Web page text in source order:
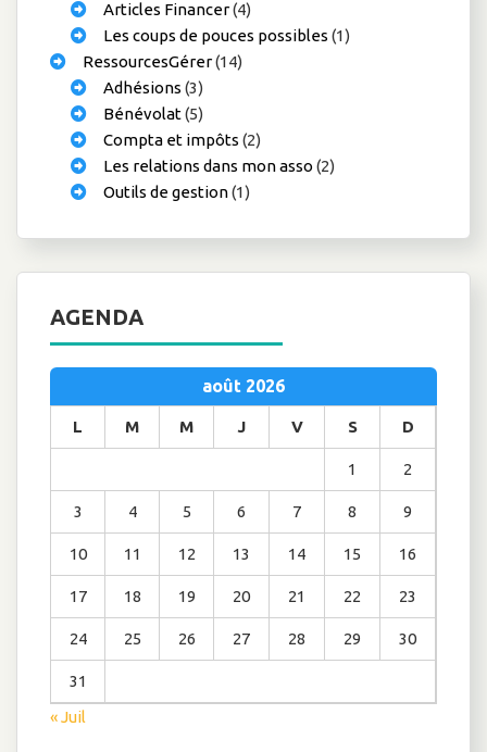
Articles Financer(4)
Les coups de pouces possibles (1)
RessourcesGérer(14)
Adhésions (3)
Bénévolat(5)
Compta et impôts (2)
Les relations dans mon asso (2)
Outils de gestion(1)
AGENDA
août 2026
L M M J V S D
1 2
3 4 5 6 7 8 9
10 11 12 13 14 15 16
17 18 19 20 21 22 23
24 25 26 27 28 29 30
31
« Juil